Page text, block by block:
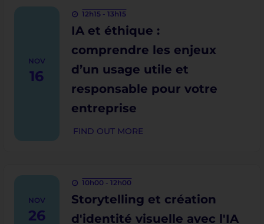
NOV
16
12h15 - 13h15
IA et éthique :
comprendre les enjeux
d’un usage utile et
responsable pour votre
entreprise
FIND OUT MORE
NOV
26
10h00 - 12h00
Storytelling et création
d'identité visuelle avec l'IA